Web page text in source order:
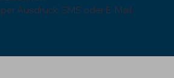
Ausdruck, SMS oder E-Mail